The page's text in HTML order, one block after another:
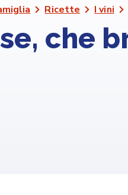
Ricette I vini
che